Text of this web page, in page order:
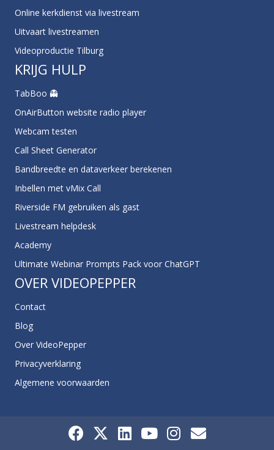
Online kerkdienst via livestream
Uitvaart livestreamen
Videoproductie Tilburg
KRIJG HULP
TabBoo 👻
OnAirButton website radio player
Webcam testen
Call Sheet Generator
Bandbreedte en dataverkeer berekenen
Inbellen met vMix Call
Riverside FM gebruiken als gast
Livestream helpdesk
Academy
Ultimate Webinar Prompts Pack voor ChatGPT
OVER VIDEOPEPPER
Contact
Blog
Over VideoPepper
Privacyverklaring
Algemene voorwaarden